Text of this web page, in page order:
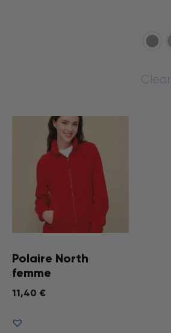
Clear
Polaire North
femme
11,40 €